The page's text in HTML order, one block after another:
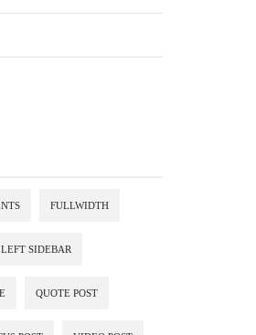
FULLWIDTH
LEFT SIDEBAR
QUOTE POST